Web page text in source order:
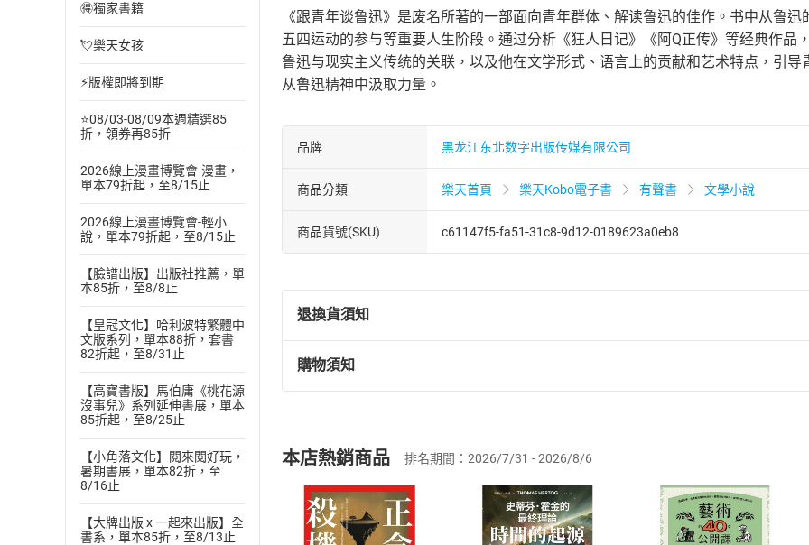
🉐獨家書籍
💘樂天女孩
⚡版權即將到期
⭐08/03-08/09本週精選85
折，領券再85折
2026線上漫畫博覽會-漫畫，
單本79折起，至8/15止
2026線上漫畫博覽會-輕小
說，單本79折起，至8/15止
【臉譜出版】出版社推薦，單
本85折，至8/8止
【皇冠文化】哈利波特繁體中
文版系列，單本88折，套書
82折起，至8/31止
【高寶書版】馬伯庸《桃花源
沒事兒》系列延伸書展，單本
85折起，至8/25止
【小角落文化】閱來閱好玩，
暑期書展，單本82折，至
8/16止
【大牌出版 x 一起來出版】全
書系，單本85折，至8/13止
《跟青年谈鲁迅》是废名所著的一部面向青年群体、解读鲁迅的佳作。书中从鲁
五四运动的参与等重要人生阶段。通过分析《狂人日记》《阿Q正传》等经典作
鲁迅与现实主义传统的关联，以及他在文学形式、语言上的贡献和艺术特点，引
从鲁迅精神中汲取力量。
品牌 黑龙江东北数字出版传媒有限公司
商品分類 樂天首頁 樂天Kobo電子書 有聲書 文學小說
商品貨號(SKU) c61147f5-fa51-31c8-9d12-0189623a0eb8
退換貨須知
退換貨規定：
(一)依消費者保護法第19條第1項後段暨通訊交易解除權合理例外情事適用
(二)消費者訂購本店鋪之商品即代表知悉本店鋪所銷售之商品為電子書，
且已下載/存取電子書，不得請求退貨退款。
退貨方式：您欲取消訂單或辦理退貨時，請登入樂天市場，並於「我的訂單
貨」，本店鋪將依您的申請進行審核，待審核通過後將為您辦理退款事宜。
購物須知
挑選商品
Choose
放入購物車
Shopping cart
登入帳號
Login
本店熱銷商品 排名期間：2026/7/31 - 2026/8/6